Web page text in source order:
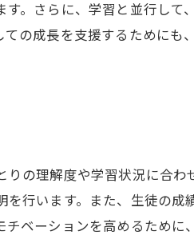
。さらに、学習と並行し
の成長を支援するために
の理解度や学習状況に合
行います。また、生徒の
ベーションを高めるため